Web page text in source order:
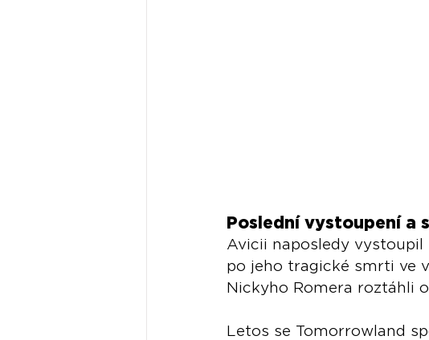
Poslední vystoupení a
Avicii naposledy vystoupil
po jeho tragické smrti ve
Nickyho Romera roztáhli
Letos se Tomorrowland